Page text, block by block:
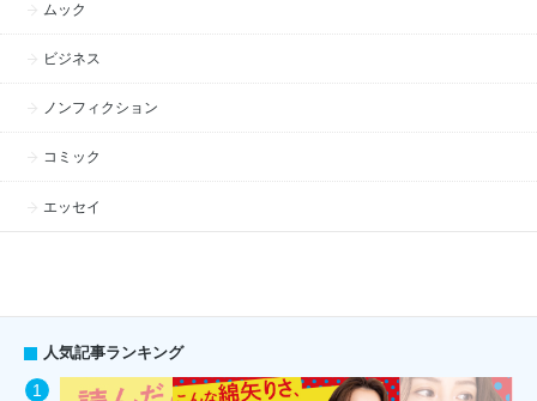
ムック
ビジネス
ノンフィクション
コミック
エッセイ
人気記事ランキング